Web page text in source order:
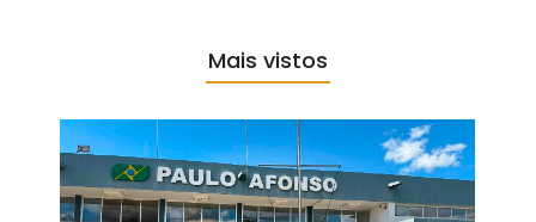
Mais vistos